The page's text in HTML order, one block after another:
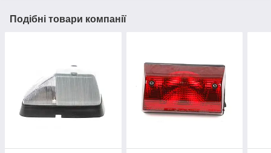
Подібні товари компанії